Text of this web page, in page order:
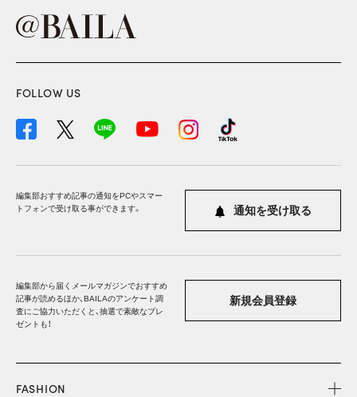
FOLLOW US
編集部おすすめ記事の通知をPCやスマー
トフォンで受け取る事ができます。
通知を受け取る
編集部から届くメールマガジンでおすすめ
記事が読めるほか、BAILAのアンケート調
査にご協力いただくと、抽選で素敵なプレ
ゼントも！
新規会員登録
FASHION